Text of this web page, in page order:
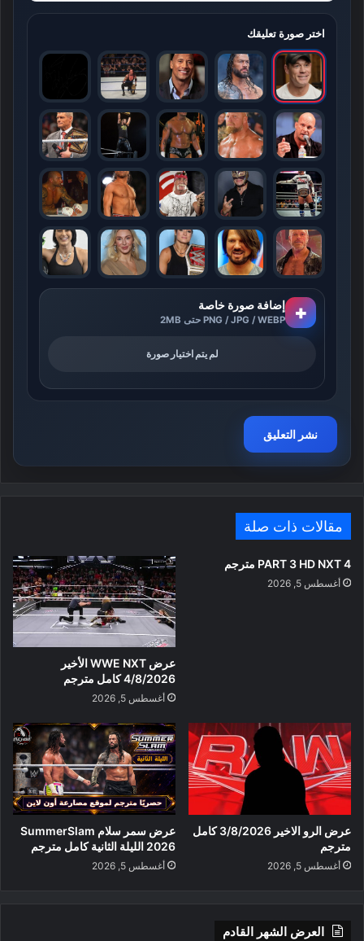
اختر صورة تعليقك
+ إضافة صورة خاصة
PNG / JPG / WEBP حتى 2MB
لم يتم اختيار صورة
مقالات ذات صلة
PART 3 HD NXT 4 مترجم
أغسطس 5, 2026
عرض WWE NXT الأخير
4/8/2026 كامل مترجم
أغسطس 5, 2026
عرض الرو الاخير 3/8/2026 كامل
مترجم
أغسطس 5, 2026
عرض سمر سلام SummerSlam
2026 الليلة الثانية كامل مترجم
أغسطس 5, 2026
العرض الشهر القادم